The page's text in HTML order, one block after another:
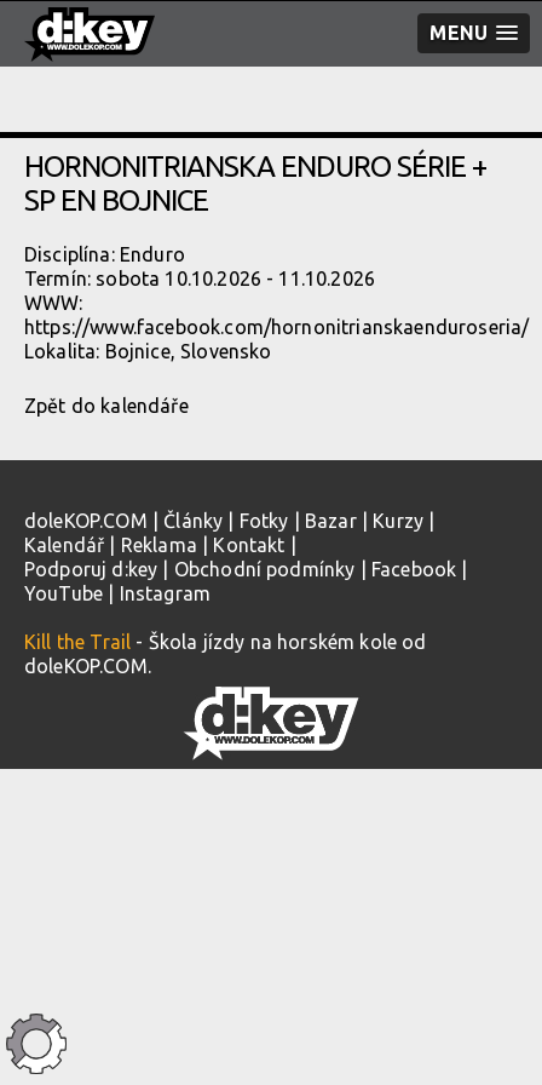
MENU
HORNONITRIANSKA ENDURO SÉRIE +
SP EN BOJNICE
Disciplína: Enduro
Termín: sobota 10.10.2026 - 11.10.2026
WWW:
https://www.facebook.com/hornonitrianskaenduroseria/
Lokalita: Bojnice, Slovensko
Zpět do kalendáře
doleKOP.COM Články Fotky Bazar| Kurzy
Kalendář
Reklama Kontakt
Podporuj d:key
Obchodní podmínky Facebook
YouTube
Instagram
Kill the Trail - Škola jízdy na horském kole od
doleKOP.COM.